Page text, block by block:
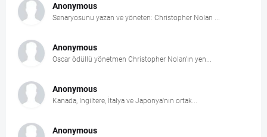
Anonymous
Senaryosunu yazan ve yöneten: Christopher Nolan ...
Anonymous
Oscar ödüllü yönetmen Christopher Nolan'ın yen...
Anonymous
Kanada, İngiltere, İtalya ve Japonya'nın ortak...
Anonymous